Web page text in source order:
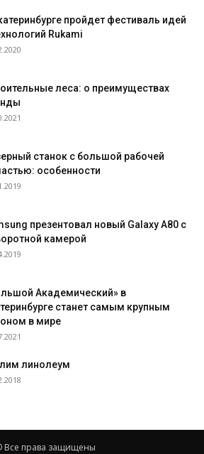
пройдет фестиваль идей
Rukami
леса: о преимуществах
станок с большой рабочей
особенности
презентовал новый Galaxy A80 с
камерой
Академический» в
станет самым крупным
в мире
линолеум
Все права защищены